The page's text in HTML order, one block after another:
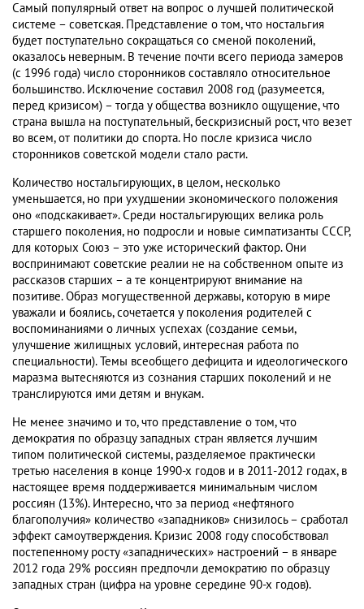
Самый популярный ответ на вопрос о лучшей политической
системе – советская. Представление о том, что ностальгия
будет поступательно сокращаться со сменой поколений,
оказалось неверным. В течение почти всего периода замеров
(с 1996 года) число сторонников составляло относительное
большинство. Исключение составил 2008 год (разумеется,
перед кризисом) – тогда у общества возникло ощущение, что
страна вышла на поступательный, бескризисный рост, что везет
во всем, от политики до спорта. Но после кризиса число
сторонников советской модели стало расти.
Количество ностальгирующих, в целом, несколько
уменьшается, но при ухудшении экономического положения
оно «подскакивает». Среди ностальгирующих велика роль
старшего поколения, но подросли и новые симпатизанты СССР,
для которых Союз – это уже исторический фактор. Они
воспринимают советские реалии не на собственном опыте из
рассказов старших – а те концентрируют внимание на
позитиве. Образ могущественной державы, которую в мире
уважали и боялись, сочетается у поколения родителей с
воспоминаниями о личных успехах (создание семьи,
улучшение жилищных условий, интересная работа по
специальности). Темы всеобщего дефицита и идеологического
маразма вытесняются из сознания старших поколений и не
транслируются ими детям и внукам.
Не менее значимо и то, что представление о том, что
демократия по образцу западных стран является лучшим
типом политической системы, разделяемое практически
третью населения в конце 1990-х годов и в 2011-2012 годах, в
настоящее время поддерживается минимальным числом
россиян (13%). Интересно, что за период «нефтяного
благополучия» количество «западников» снизилось – сработал
эффект самоутверждения. Кризис 2008 году способствовал
постепенному росту «западнических» настроений – в январе
2012 года 29% россиян предпочли демократию по образцу
западных стран (цифра на уровне середине 90-х годов).